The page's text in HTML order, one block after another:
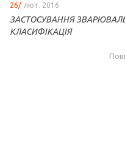
26/ лют. 2016
ЗАСТОСУВАННЯ
КЛАСИФІКАЦІЯ